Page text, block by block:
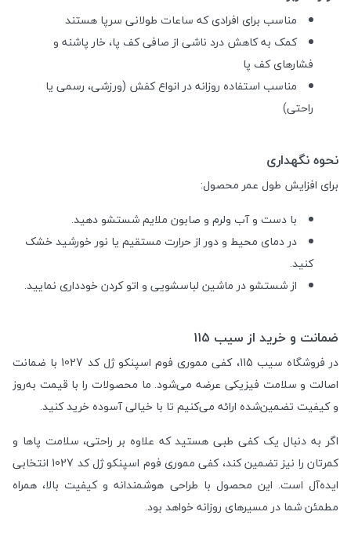
مناسب برای افرادی که ساعات طولانی سرپا هستند
کمک به کاهش درد ناشی از صافی کف پا، خار پاشنه و
فشارهای کف پا
مناسب استفاده روزانه در انواع کفش (ورزشی، رسمی یا
راحتی)
نحوه نگهداری
برای افزایش طول عمر محصول:
با دست و آب ولرم و صابون ملایم شستشو دهید.
در دمای محیط و دور از حرارت مستقیم یا نور خورشید خشک
کنید.
از شستشو در ماشین لباسشویی و اتو کردن خودداری نمایید.
ضمانت و خرید از سیب 115
در فروشگاه سیب 115، کفی مموری فوم اسپنکو ژل کد 1027 با ضمانت
اصالت و سلامت فیزیکی عرضه می‌شود. ما محصولات را با قیمت به‌روز
و کیفیت تضمین‌شده ارائه می‌کنیم تا با خیالی آسوده خرید کنید.
اگر به دنبال یک کفی طبی هستید که علاوه بر راحتی، سلامت پاها و
کمرتان را نیز تضمین کند، کفی مموری فوم اسپنکو ژل کد 1027 انتخابی
ایده‌آل است. این محصول با طراحی هوشمندانه و کیفیت بالا، همراه
مطمئن شما در مسیرهای روزانه خواهد بود.